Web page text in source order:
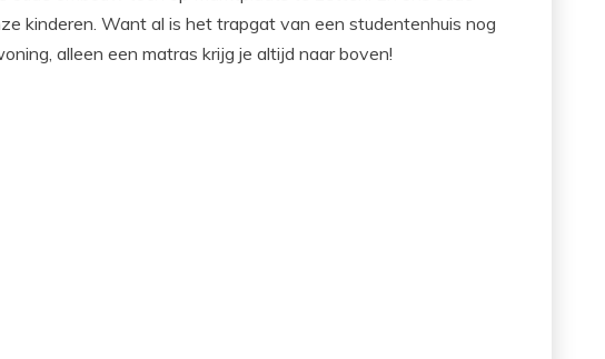
kinderen. Want al is het trapgat van een studentenhuis nog
alleen een matras krijg je altijd naar boven!